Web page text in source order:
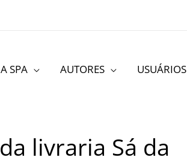
A SPA AUTORES USUÁRIOS
livraria Sá da